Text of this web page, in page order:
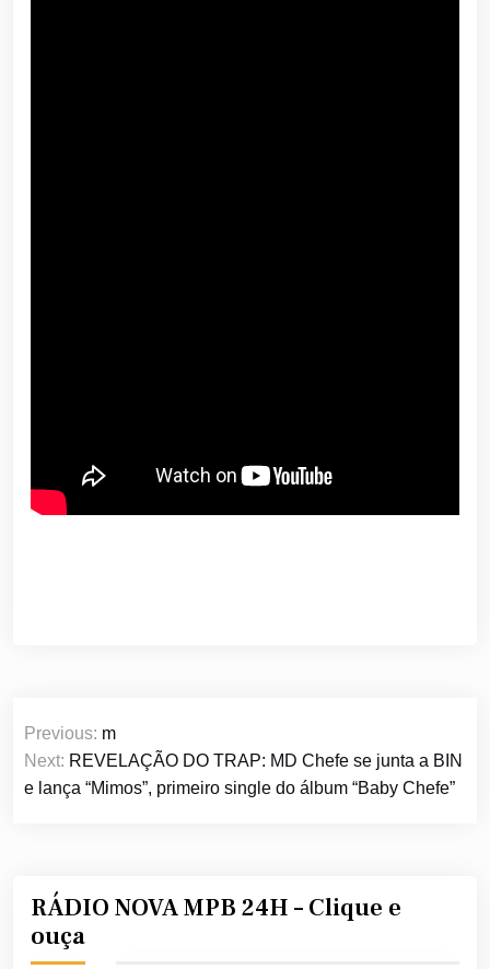
Navegação
de
Post
Previous: m
Next: REVELAÇÃO DO TRAP: MD Chefe se junta a BIN
e lança “Mimos”, primeiro single do álbum “Baby Chefe”
RÁDIO NOVA MPB 24H – Clique e
ouça